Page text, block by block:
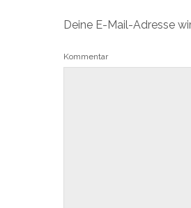
Deine E-Mail-Adresse
Kommentar